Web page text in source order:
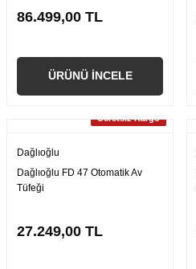
86.499,00 TL
ÜRÜNÜ İNCELE
Ücretsiz Kargo
Dağlıoğlu
Dağlıoğlu FD 47 Otomatik Av
Tüfeği
27.249,00 TL